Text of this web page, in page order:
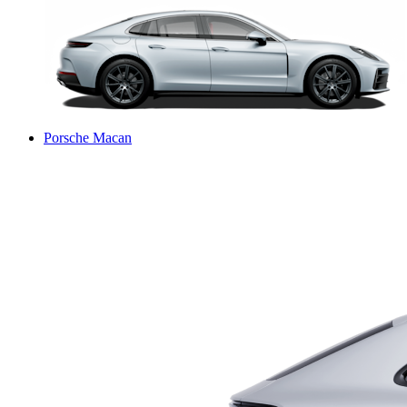
Porsche Macan